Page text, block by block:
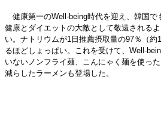
健康第一のWell-being時代を迎え、韓国で
健康とダイエットの大敵として敬遠される
い。ナトリウムが1日推薦摂取量の97％（
るほどしょっぱい。これを受けて、Well-
いないノンフライ麺、こんにゃく麺を使っ
減らしたラーメンも登場した。